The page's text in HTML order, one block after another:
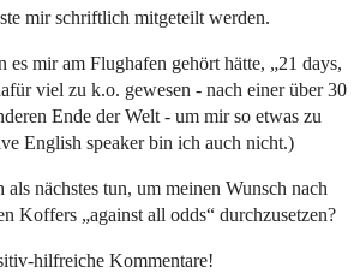
mir schriftlich mitgeteilt werden.
es mir am Flughafen gehört hätte, „21 days,
viel zu k.o. gewesen - nach einer über 30
Ende der Welt - um mir so etwas zu
English speaker bin ich auch nicht.)
nächstes tun, um meinen Wunsch nach
Koffers „against all odds“ durchzusetzen?
hilfreiche Kommentare!